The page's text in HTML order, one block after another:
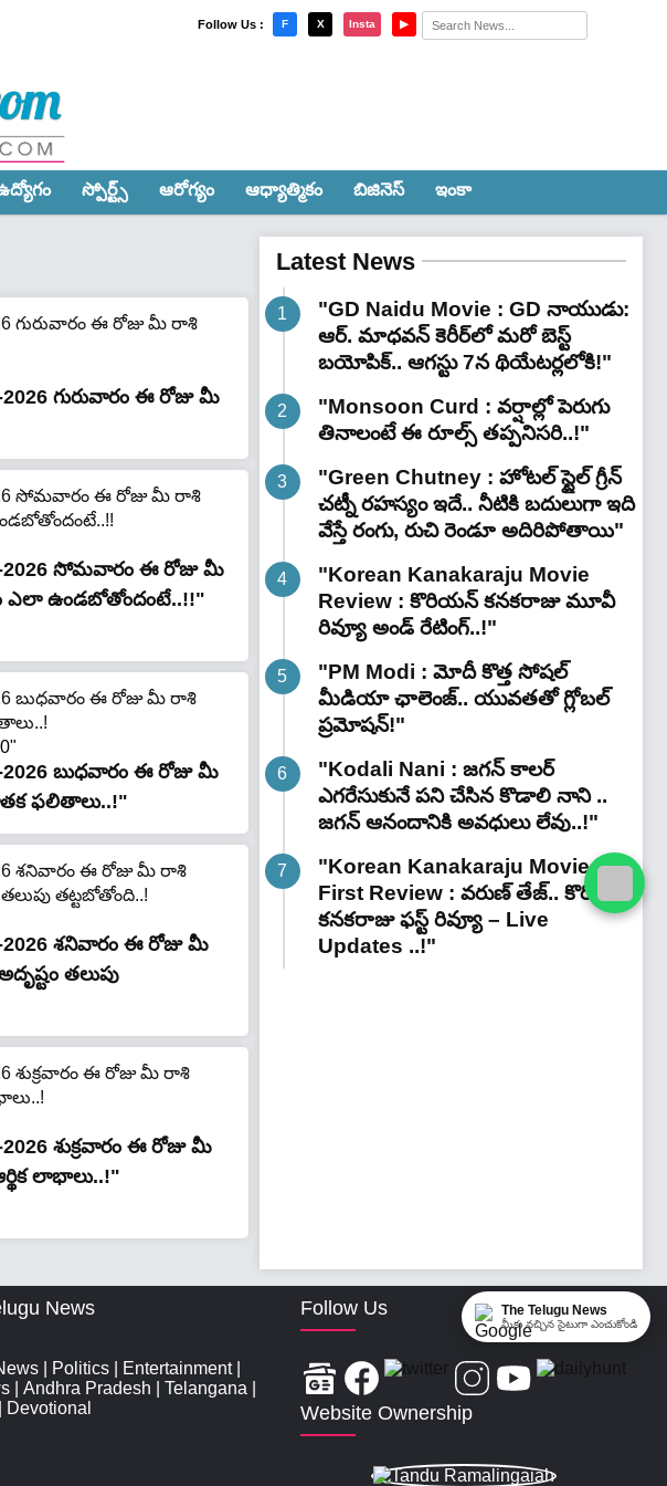
Follow Us : F X Insta ▶
స్పోర్ట్స్‌ ఆరోగ్యం ఆధ్యాత్మికం బిజినెస్ ఇంకా
గురువారం ఈ రోజు మీ
2026 సోమ‌వారం ఈ రోజు మీ
ఎలా ఉండబోతోందంటే..!!"
2026 బుధ‌వారం ఈ రోజు మీ
ఫలితాలు..!"
2026 శ‌నివారం ఈ రోజు మీ
తలుపు
శుక్ర‌వారం ఈ రోజు మీ
లాభాలు..!"
Latest News
"GD Naidu Movie : GD నాయుడు:
ఆర్. మాధవన్‌ కెరీర్‌లో మరో బెస్ట్
బయోపిక్.. ఆగస్టు 7న థియేటర్లలోకి!"
"Monsoon Curd : వర్షాల్లో పెరుగు
తినాలంటే ఈ రూల్స్ తప్పనిసరి..!"
"Green Chutney : హోటల్ స్టైల్ గ్రీన్
చట్నీ రహస్యం ఇదే.. నీటికి బదులుగా ఇది
వేస్తే రంగు, రుచి రెండూ అదిరిపోతాయి"
"Korean Kanakaraju Movie
Review : కొరియన్ కనకరాజు మూవీ
రివ్యూ అండ్ రేటింగ్‌..!"
"PM Modi : మోదీ కొత్త సోషల్
మీడియా ఛాలెంజ్.. యువతతో గ్లోబల్
ప్రమోషన్!"
"Kodali Nani : జగన్ కాలర్
ఎగరేసుకునే పని చేసిన కొడాలి నాని ..
జగన్ ఆనందానికి అవధులు లేవు..!"
"Korean Kanakaraju Movie
First Review : వరుణ్ తేజ్.. కొరియన్
కనకరాజు ఫస్ట్ రివ్యూ – Live
Updates ..!"
News
Politics Entertainment|
Andhra Pradesh Telangana
Devotional
Follow Us
Website Ownership
The Telugu News
మీకు నచ్చిన సైటుగా ఎంచుకోండి